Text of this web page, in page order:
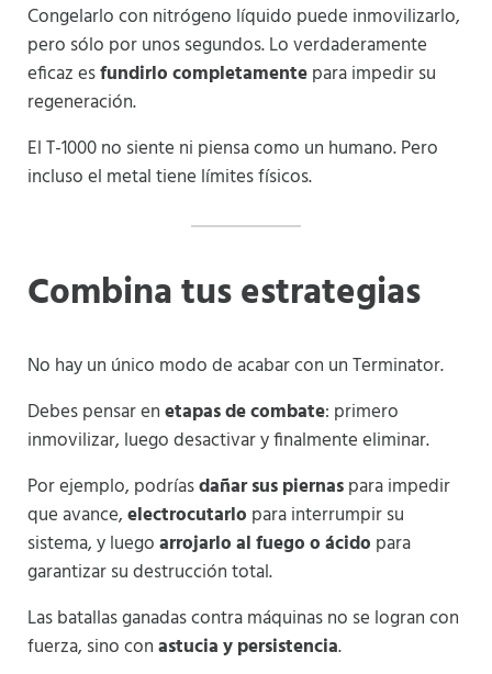
Congelarlo con nitrógeno líquido puede inmovilizarlo,
pero sólo por unos segundos. Lo verdaderamente
eficaz esfundirlo completamentepara impedir su
regeneración.
El T-1000 no siente ni piensa como un humano. Pero
incluso el metal tiene límites físicos.
Combina tus estrategias
No hay un único modo de acabar con un Terminator.
Debes pensar enetapas de combate: primero
inmovilizar, luego desactivar y finalmente eliminar.
Por ejemplo, podríasdañar sus piernaspara impedir
que avance,electrocutarlo para interrumpir su
sistema, y luegoarrojarlo al fuego o ácido para
garantizar su destrucción total.
Las batallas ganadas contra máquinas no se logran con
fuerza, sino conastucia y persistencia.